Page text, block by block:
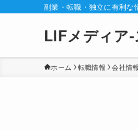
副業・転職・独立に有利な
LIFメディア
ホーム 転職情報 会社情報